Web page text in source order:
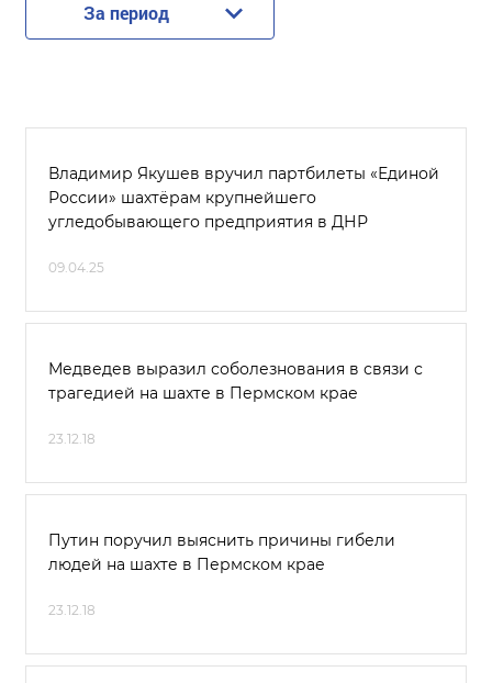
За период
Владимир Якушев вручил партбилеты «Единой
России» шахтёрам крупнейшего
угледобывающего предприятия в ДНР
09.04.25
Медведев выразил соболезнования в связи с
трагедией на шахте в Пермском крае
23.12.18
Путин поручил выяснить причины гибели
людей на шахте в Пермском крае
23.12.18